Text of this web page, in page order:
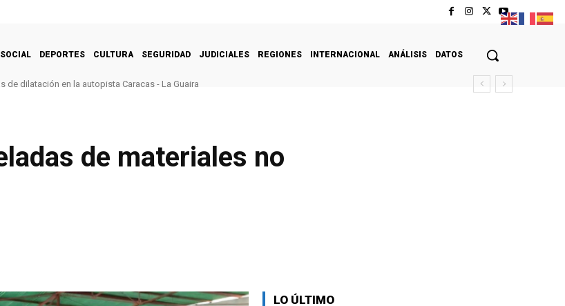
SOCIAL DEPORTES CULTURA SEGURIDAD JUDICIALES REGIONES INTERNACIONAL ANÁLISIS DATOS
de dilatación en la autopista Caracas - La Guaira
de materiales no
LO ÚLTIMO